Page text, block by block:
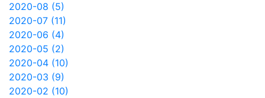
2020-08 (5)
2020-07 (11)
2020-06 (4)
2020-05 (2)
2020-04 (10)
2020-03 (9)
2020-02 (10)